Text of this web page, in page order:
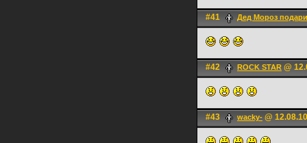
#41 Дед Мороз
#42 ROCK STAR @
#43 wacky- @